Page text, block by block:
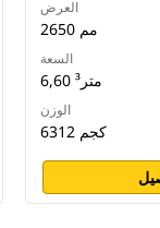
العرض
2650 مم
السعة
6,60 متر³
الوزن
6312 كجم